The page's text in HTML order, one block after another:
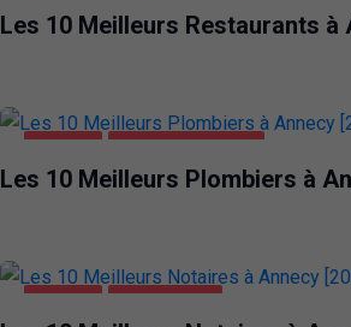
Les 10 Meilleurs Restaurants à
Les 10 Meilleurs Plombiers à